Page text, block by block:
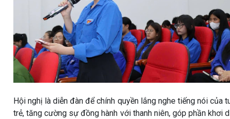
Hội nghị là diễn đàn để chính quyền lắng nghe tiếng nói của
trẻ, tăng cường sự đồng hành với thanh niên, góp phần khơi